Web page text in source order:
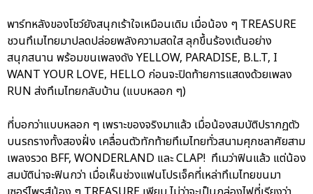
พาร์ทหลังของโชว์ยังสนุกเร้าใจเหมือนเดิม เมื่อน้อง ๆ TREASURE
ชวนทึเมไทยมาปลดปล่อยพลังความสดใส ลุกขึ้นร้องเต้นอย่าง
สนุกสนาน พร้อมขนเพลงดัง YELLOW, PARADISE, B.L.T, I
WANT YOUR LOVE, HELLO ก่อนจะปิดท้ายการแสดงด้วยเพลง
RUN ส่งทึเมไทยกลับบ้าน (แบบหลอก ๆ)
ที่บอกว่าแบบหลอก ๆ เพราะของจริงมาแล้ว เมื่อน้องสมบัติปรากฏตัว
บนรถรางทั้งสองฝั่ง เคลื่อนตัวทักท้ายทึเมไทยทั่วสนามศุภชลาศัยสาม
เพลงรวด BFF, WONDERLAND และ CLAP! ทึเมว่าฟินแล้ว แต่น้อง
สมบัติน่าจะฟินกว่า เมื่อเห็นช่วงแฟนโปรเจ็คที่เหล่าทึเมไทยขนมา